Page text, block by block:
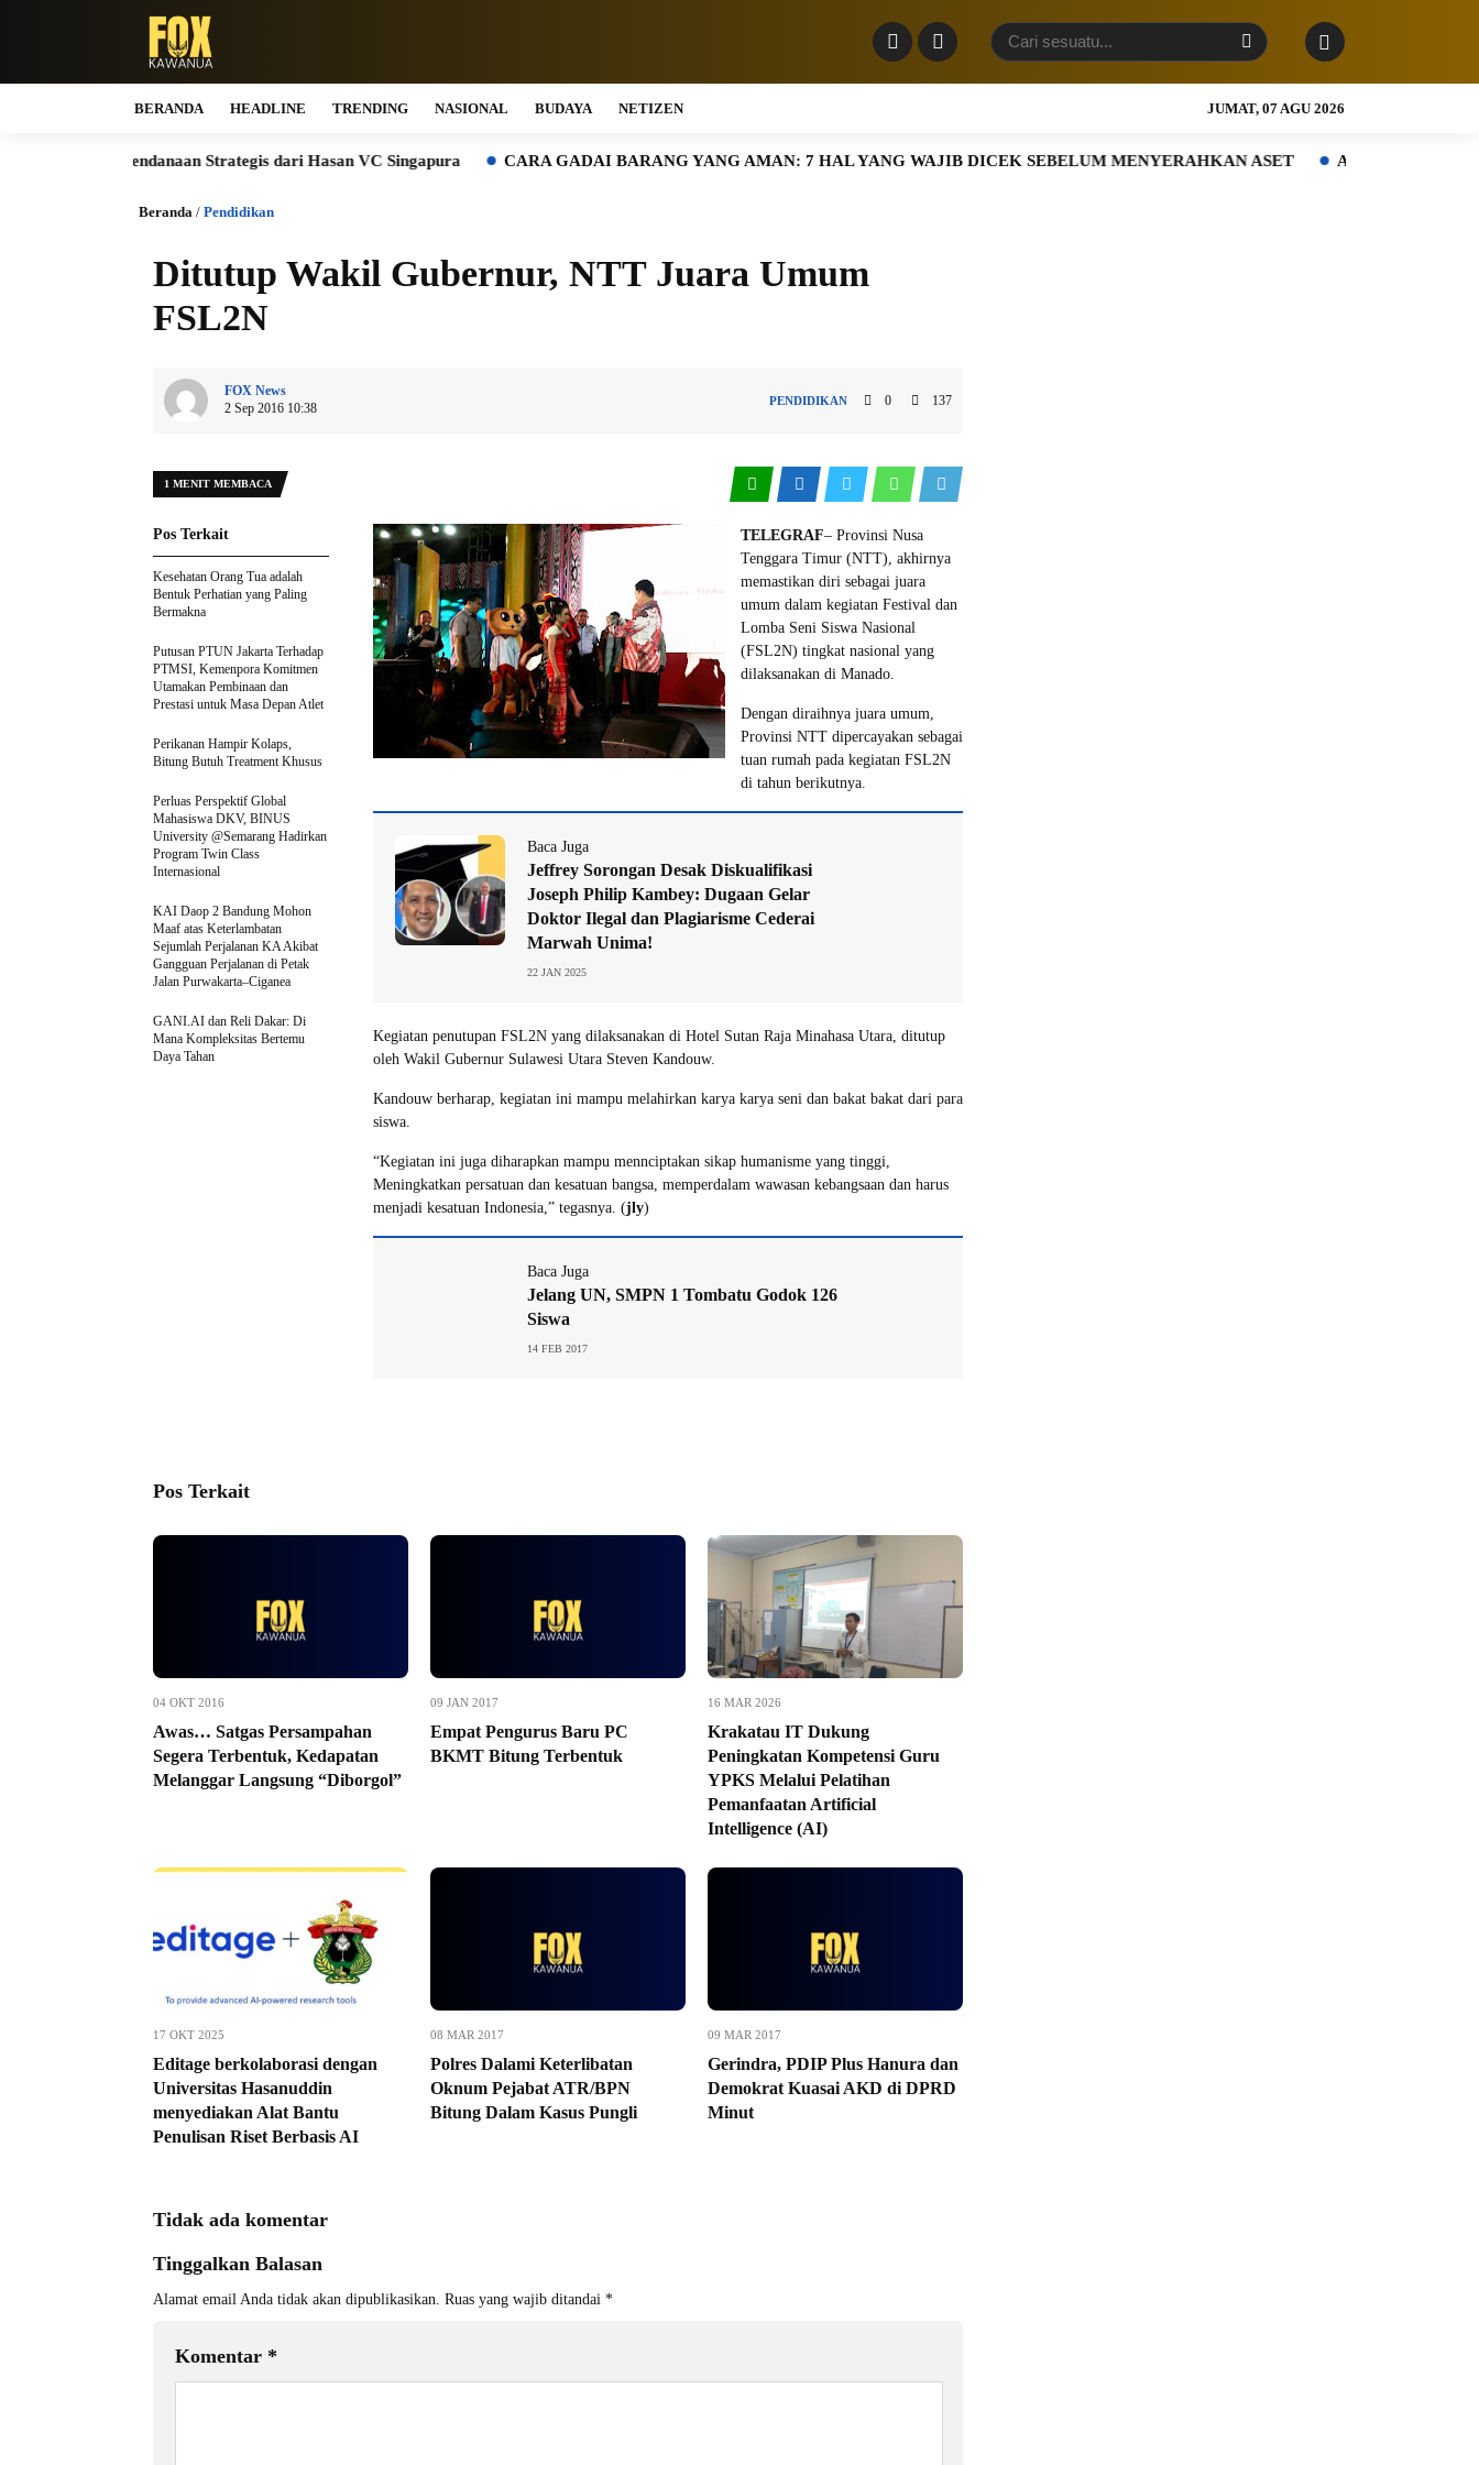
BERANDA HEADLINE TRENDING NASIONAL BUDAYA NETIZEN JUMAT, 07 AGU 2026
Pendanaan Strategis dari Hasan VC Singapura CARA GADAI BARANG YANG AMAN: 7 HAL YANG WAJIB DICEK SEBELUM MENYERAHKAN ASET Anytime Fitness Asia
Beranda / Pendidikan
Ditutup Wakil Gubernur, NTT Juara Umum
FSL2N
FOX News
2 Sep 2016 10:38
PENDIDIKAN 0 137
1 MENIT MEMBACA
TELEGRAF– Provinsi Nusa
Tenggara Timur (NTT), akhirnya
memastikan diri sebagai juara
umum dalam kegiatan Festival dan
Lomba Seni Siswa Nasional
(FSL2N) tingkat nasional yang
dilaksanakan di Manado.
Dengan diraihnya juara umum,
Provinsi NTT dipercayakan sebagai
tuan rumah pada kegiatan FSL2N
di tahun berikutnya.
Baca Juga
Jeffrey Sorongan Desak Diskualifikasi
Joseph Philip Kambey: Dugaan Gelar
Doktor Ilegal dan Plagiarisme Cederai
Marwah Unima!
22 JAN 2025
Kegiatan penutupan FSL2N yang dilaksanakan di Hotel Sutan Raja Minahasa Utara, ditutup
oleh Wakil Gubernur Sulawesi Utara Steven Kandouw.
Kandouw berharap, kegiatan ini mampu melahirkan karya karya seni dan bakat bakat dari para
siswa.
“Kegiatan ini juga diharapkan mampu mennciptakan sikap humanisme yang tinggi,
Meningkatkan persatuan dan kesatuan bangsa, memperdalam wawasan kebangsaan dan harus
menjadi kesatuan Indonesia,” tegasnya. (jly)
Baca Juga
Jelang UN, SMPN 1 Tombatu Godok 126
Siswa
14 FEB 2017
Pos Terkait
Kesehatan Orang Tua adalah
Bentuk Perhatian yang Paling
Bermakna
Putusan PTUN Jakarta Terhadap
PTMSI, Kemenpora Komitmen
Utamakan Pembinaan dan
Prestasi untuk Masa Depan Atlet
Perikanan Hampir Kolaps,
Bitung Butuh Treatment Khusus
Perluas Perspektif Global
Mahasiswa DKV, BINUS
University @Semarang Hadirkan
Program Twin Class
Internasional
KAI Daop 2 Bandung Mohon
Maaf atas Keterlambatan
Sejumlah Perjalanan KA Akibat
Gangguan Perjalanan di Petak
Jalan Purwakarta–Ciganea
GANI.AI dan Reli Dakar: Di
Mana Kompleksitas Bertemu
Daya Tahan
Pos Terkait
04 OKT 2016
Awas… Satgas Persampahan
Segera Terbentuk, Kedapatan
Melanggar Langsung “Diborgol”
09 JAN 2017
Empat Pengurus Baru PC
BKMT Bitung Terbentuk
16 MAR 2026
Krakatau IT Dukung
Peningkatan Kompetensi Guru
YPKS Melalui Pelatihan
Pemanfaatan Artificial
Intelligence (AI)
17 OKT 2025
Editage berkolaborasi dengan
Universitas Hasanuddin
menyediakan Alat Bantu
Penulisan Riset Berbasis AI
08 MAR 2017
Polres Dalami Keterlibatan
Oknum Pejabat ATR/BPN
Bitung Dalam Kasus Pungli
09 MAR 2017
Gerindra, PDIP Plus Hanura dan
Demokrat Kuasai AKD di DPRD
Minut
Tidak ada komentar
Tinggalkan Balasan
Alamat email Anda tidak akan dipublikasikan. Ruas yang wajib ditandai *
Komentar *